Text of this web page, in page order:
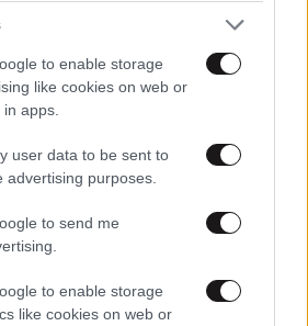
to enable storage
like cookies on web or
apps.
user data to be sent to
advertising purposes.
to send me
to enable storage
like cookies on web or
«Έντικ» και ο «μεγάλος»
πίσω του – Τι ορίζει ο